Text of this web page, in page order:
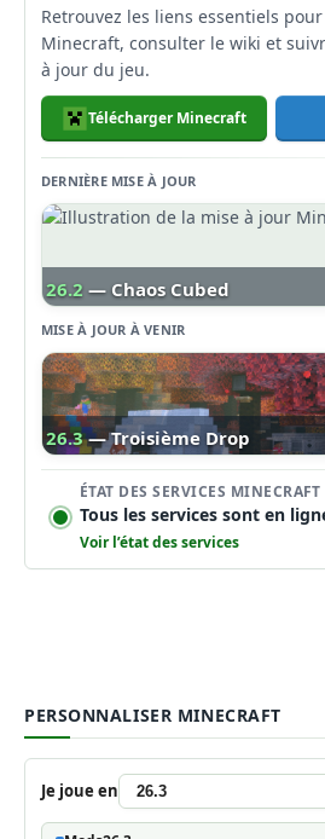
Retrouvez les liens essentiels
Minecraft, consulter le wiki et
à jour du jeu.
Télécharger Minecraft
DERNIÈRE MISE À JOUR
26.2 — Chaos Cubed
MISE À JOUR À VENIR
26.3 — Troisième Drop
ÉTAT DES SERVICES MINECRAFT
Tous les services sont en
Voir l’état des services
PERSONNALISER MINECRAFT
Je joue en